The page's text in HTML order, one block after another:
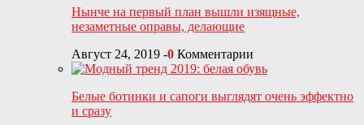
Нынче на первый план вышли изящные,
незаметные оправы, делающие
Август 24, 2019 -0 Комментарии
Белые ботинки и сапоги выглядят очень эффектно
и сразу